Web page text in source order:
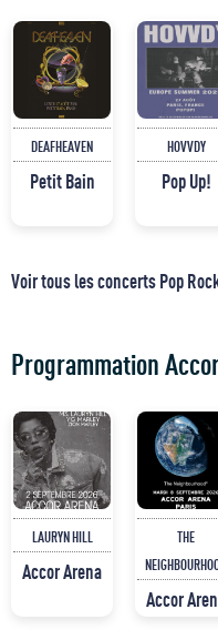
DEAFHEAVEN
Petit Bain
HOVVDY
Pop Up!
Voir tous les concerts Pop
Programmation
LAURYN HILL
Accor Arena
THE
Accor